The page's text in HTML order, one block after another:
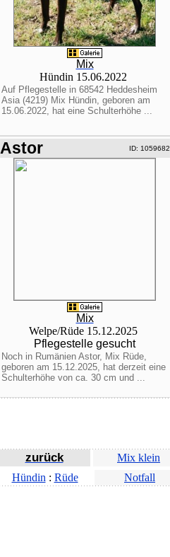
Mix
Hündin 15.06.2022
Auf Pflegestelle in 68542 Heddesheim
Asia (4219) Mix Hündin, geboren am
15.06.2022, hat eine Schulterhöhe ...
Astor ID: 1059682
Mix
Welpe/Rüde 15.12.2025
Pflegestelle gesucht
Noch in Rumänien Astor, Mix Rüde,
geboren am 15.12.2025, hat derzeit eine
Schulterhöhe von ca. 30 cm und ...
zurück Mix klein
Hündin : Rüde Notfall